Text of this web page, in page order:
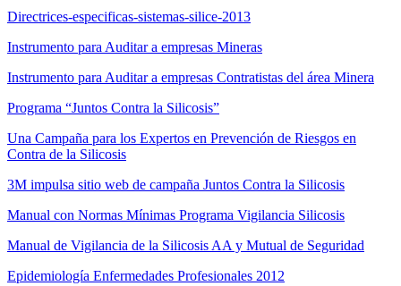
Directrices-especificas-sistemas-silice-2013
Instrumento para Auditar a empresas Mineras
Instrumento para Auditar a empresas Contratistas del área Minera
Programa “Juntos Contra la Silicosis”
Una Campaña para los Expertos en Prevención de Riesgos en
Contra de la Silicosis
3M impulsa sitio web de campaña Juntos Contra la Silicosis
Manual con Normas Mínimas Programa Vigilancia Silicosis
Manual de Vigilancia de la Silicosis AA y Mutual de Seguridad
Epidemiología Enfermedades Profesionales 2012